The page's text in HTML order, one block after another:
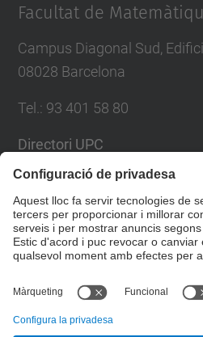
Facultat de
Campus Diagonal Sud,
08028 Barcelona
Tel. : 93 401 58 80
Directori UPC
Formulari de contacte
Llista Xarxes